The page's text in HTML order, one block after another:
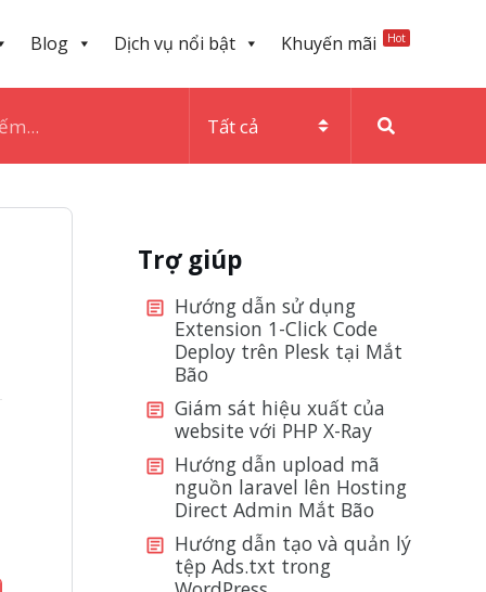
Blog Dịch vụ nổi bật Khuyến mãi Hot
Trợ giúp
Hướng dẫn sử dụng
Extension 1-Click Code
Deploy trên Plesk tại Mắt
Bão
Giám sát hiệu xuất của
website với PHP X-Ray
Hướng dẫn upload mã
nguồn laravel lên Hosting
Direct Admin Mắt Bão
Hướng dẫn tạo và quản lý
tệp Ads.txt trong